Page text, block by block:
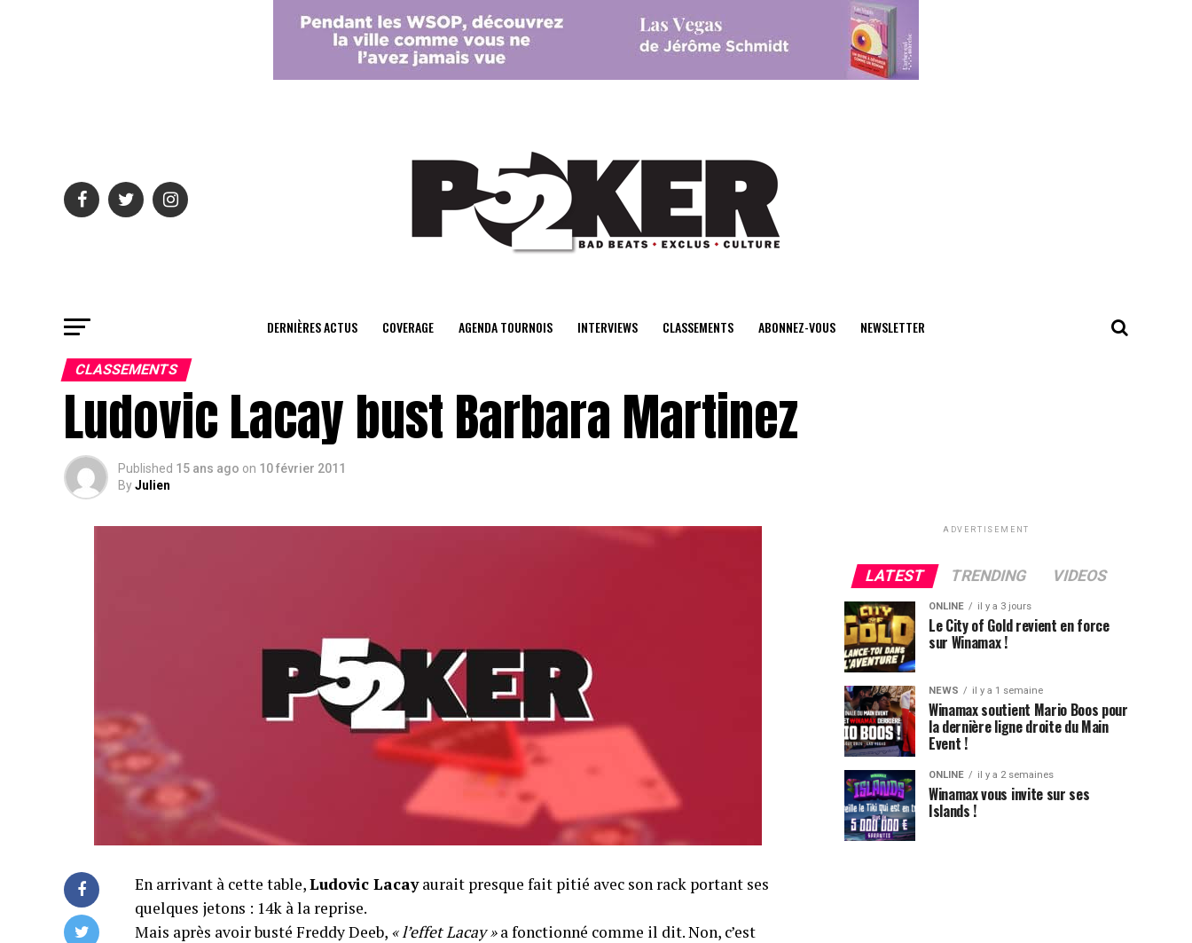
center>
DERNIÈRES ACTUS COVERAGE AGENDA TOURNOIS INTERVIEWS CLASSEMENTS ABONNEZ-VOUS NEWSLETTER
CLASSEMENTS
Ludovic Lacay bust Barbara Martinez
Published 15 ans ago on 10 février 2011
ByJulien
En arrivant à cette table,Ludovic Lacayaurait presque fait pitié avec son rack portant ses
quelques jetons : 14k à la reprise.
Mais après avoir busté Freddy Deeb, « l’effet Lacay »a fonctionné comme il dit. Non, c’est
ADVERTISEMENT
LATEST TRENDING VIDEOS
ONLINE il y a 3 jours
Le City of Gold revient en force
sur Winamax !
NEWS il y a 1 semaine
Winamax soutient Mario Boos pour
la dernière ligne droite du Main
Event !
ONLINE il y a 2 semaines
Winamax vous invite sur ses
Islands !